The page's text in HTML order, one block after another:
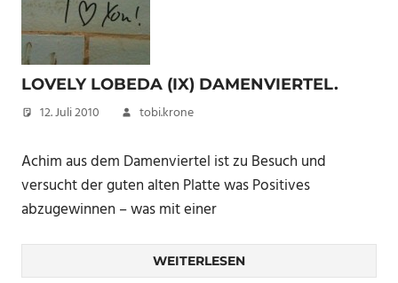
LOVELY LOBEDA (IX) DAMENVIERTEL.
12. Juli 2010 tobi.krone
Achim aus dem Damenviertel ist zu Besuch und
versucht der guten alten Platte was Positives
abzugewinnen – was mit einer
WEITERLESEN